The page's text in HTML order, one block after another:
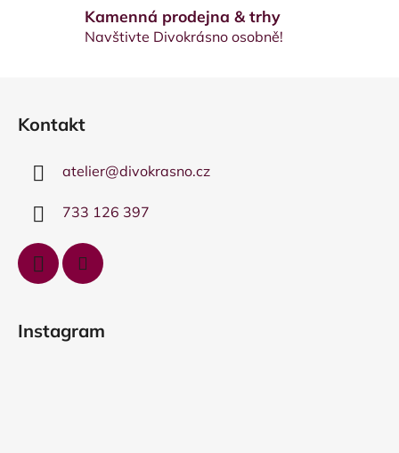
p
i
Kamenná prodejna & trhy
Navštivte Divokrásno osobně!
Kontakt
atelier@divokrasno.cz
733 126 397
Instagram